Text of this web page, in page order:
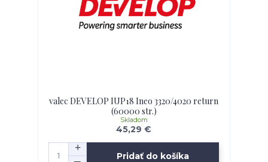
valec DEVELOP IUP18 Ineo 3320/4020 return
(60000 str.)
45,29 €
Skladom
Pridať do košíka